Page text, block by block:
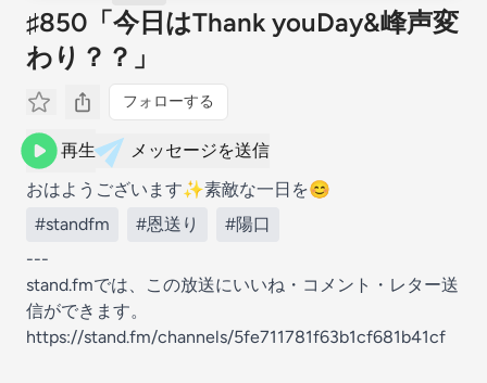
♯850「今日はThank youDay&峰声変
わり？？」
フォローする
再生
メッセージを送信
おはようございます✨素敵な一日を😊
#standfm
#恩送り
#陽口
---
stand.fmでは、この放送にいいね・コメント・レター送
信ができます。
https://stand.fm/channels/5fe711781f63b1cf681b41cf